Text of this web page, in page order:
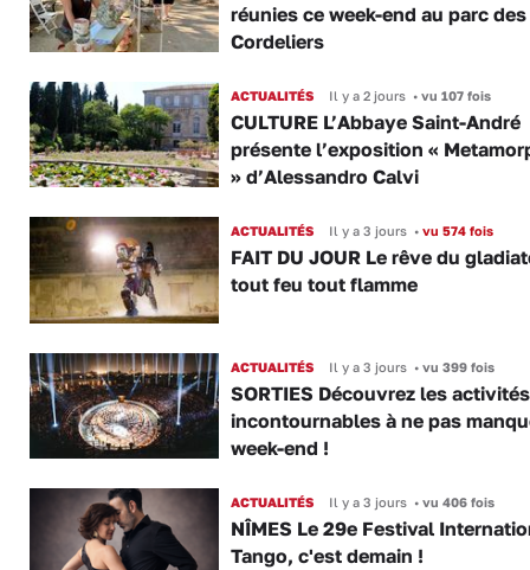
réunies ce week-end au parc des
Cordeliers
ACTUALITÉS Il y a 2 jours •vu 107 fois
CULTURE L’Abbaye Saint-André
présente l’exposition «
» d’Alessandro Calvi
ACTUALITÉS Il y a 3 jours •vu 574 fois
FAIT DU JOUR Le rêve du
tout feu tout flamme
ACTUALITÉS Il y a 3 jours •vu 399 fois
SORTIES Découvrez les activités
incontournables à ne pas
week-end !
ACTUALITÉS Il y a 3 jours •vu 406 fois
NÎMES Le 29e Festival
Tango, c'est demain !